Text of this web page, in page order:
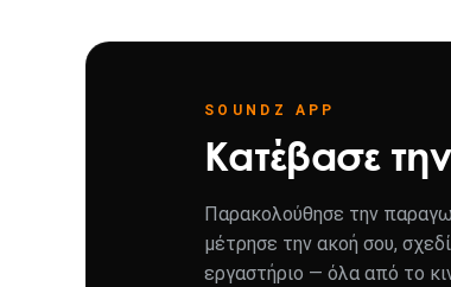
SOUNDZ APP
Κατέβασε
Παρακολούθησε την
μέτρησε την ακοή σου,
εργαστήριο — όλα από το